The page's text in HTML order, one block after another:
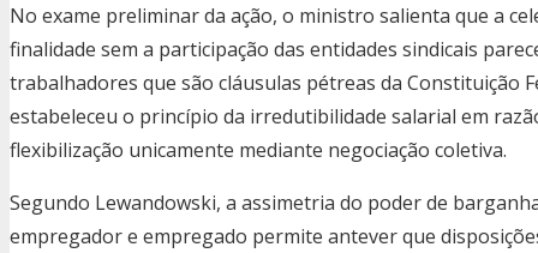
No exame preliminar da ação, o ministro salienta que a
finalidade sem a participação das entidades sindicais
trabalhadores que são cláusulas pétreas da Constituição
estabeleceu o princípio da irredutibilidade salarial em
flexibilização unicamente mediante negociação coletiva.
Segundo Lewandowski, a assimetria do poder de
empregador e empregado permite antever que